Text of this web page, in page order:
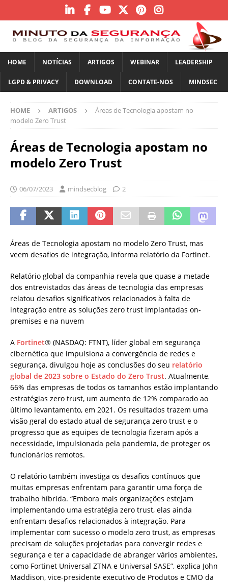
HOME NOTÍCIAS ARTIGOS WEBINAR LEADERSHIP
LGPD & PRIVACY DOWNLOAD CONTATE-NOS MINDSEC
HOME ARTIGOS
Áreas de Tecnologia apostam no
modelo Zero Trust
Áreas de Tecnologia apostam no
modelo Zero Trust
06/07/2023 mindsecblog 2
Áreas de Tecnologia apostam no modelo Zero Trust, mas
veem desafios de integração, informa relatório da Fortinet.
Relatório global da companhia revela que quase a metade
dos entrevistados das áreas de tecnologia das empresas
relatou desafios significativos relacionados à falta de
integração entre as soluções zero trust implantadas on-
premises e na nuvem
A Fortinet® (NASDAQ: FTNT), líder global em segurança
cibernética que impulsiona a convergência de redes e
segurança, divulgou hoje as conclusões do seu relatório
global de 2023 sobre o Estado do Zero Trust. Atualmente,
66% das empresas de todos os tamanhos estão implantando
estratégias zero trust, um aumento de 12% comparado ao
último levantamento, em 2021. Os resultados trazem uma
visão geral do estado atual de segurança zero trust e o
progresso que as equipes de tecnologia fizeram após a
necessidade, impulsionada pela pandemia, de proteger os
funcionários remotos.
O relatório também investiga os desafios contínuos que
muitas empresas enfrentam para garantir uma força de
trabalho híbrida. “Embora mais organizações estejam
implementando uma estratégia zero trust, elas ainda
enfrentam desafios relacionados à integração. Para
implementar com sucesso o modelo zero trust, as empresas
precisam de soluções projetadas para convergir redes e
segurança e ter a capacidade de abranger vários ambientes,
como Fortinet Universal ZTNA e Universal SASE”, explica John
Maddison, vice-presidente executivo de Produtos e CMO da